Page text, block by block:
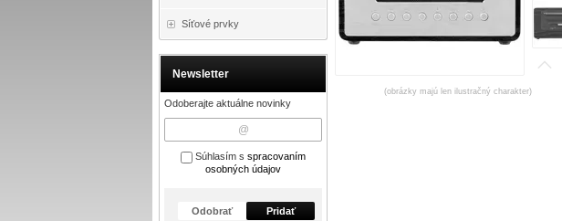
Síťové prvky
Newsletter
Odoberajte aktuálne novinky
Súhlasím sspracovaním
osobných údajov
Odobrať Pridať
(obrázky majú len ilustračný charakter)